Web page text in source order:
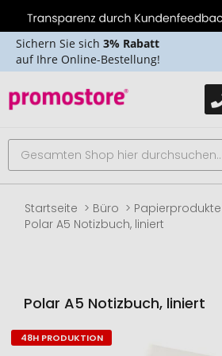
Sichern Sie sich 3% Rabatt
auf Ihre Online-Bestellung!
Startseite Büro Papierprodukte
Polar A5 Notizbuch, liniert
Polar A5 Notizbuch, liniert
Zum
48H PRODUKTION